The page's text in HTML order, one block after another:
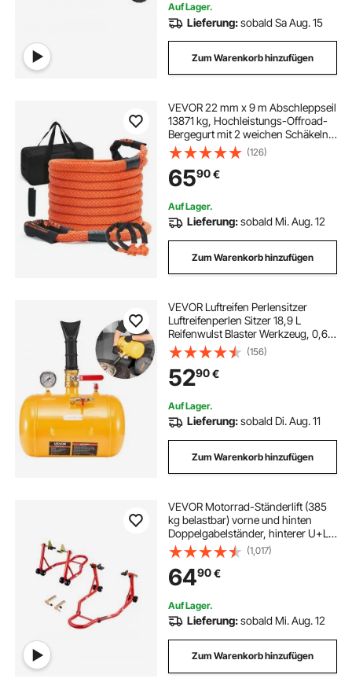
Auf Lager.
Lieferung:sobald Sa Aug. 15
Zum Warenkorb hinzufügen
VEVOR 22 mm x 9 m Abschleppseil
13871 kg, Hochleistungs-Offroad-
Bergegurt mit 2 weichen Schäkeln
(20.000 kg) Extrem belastbar 30 %
Elastizität Energie-Bergegurt für
Jeep Auto LKW ATV UTV SUV
Traktor
(126)
6590€
Auf Lager.
Lieferung:sobald Mi. Aug. 12
Zum Warenkorb hinzufügen
VEVOR Luftreifen Perlensitzer
Luftreifenperlen Sitzer 18,9 L
Reifenwulst Blaster Werkzeug, 0,6–
0,8 MPa Betriebsdruck,
Luftauslöser-Sitzpumpe für Pickup
Truck ATV Jeep Van Rasentraktor
Gelb
(156)
5290€
Auf Lager.
Lieferung:sobald Di. Aug. 11
Zum Warenkorb hinzufügen
VEVOR Motorrad-Ständerlift (385
kg belastbar) vorne und hinten
Doppelgabelständer, hinterer U+L-
Gabel-Schwingarm-Spulenständer,
für die meisten Motorräder von
Yamaha Honda Kawasaki Suzuki,
rot
(1,017)
6490€
Auf Lager.
Lieferung:sobald Mi. Aug. 12
Zum Warenkorb hinzufügen